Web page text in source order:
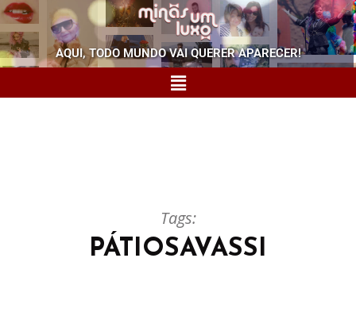
AQUI, TODO MUNDO VAI QUERER APARECER!
Tags:
PÁTIOSAVASSI